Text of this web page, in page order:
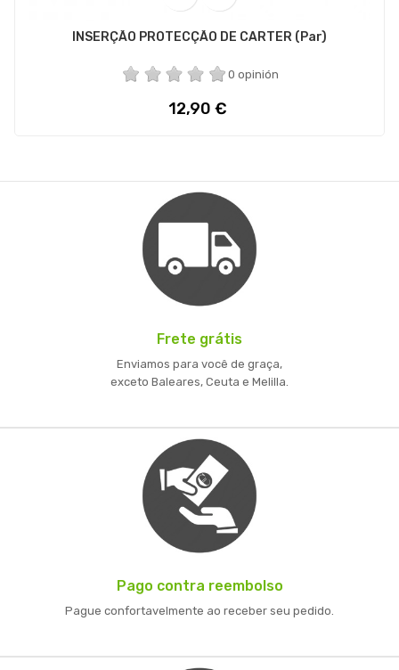
INSERÇÃO PROTECÇÃO DE CARTER (par)
0 opinión
Preço
12,90 €
Frete grátis
Enviamos para você de graça,
exceto Baleares, Ceuta e Melilla.
Pago contra reembolso
Pague confortavelmente ao receber seu pedido.